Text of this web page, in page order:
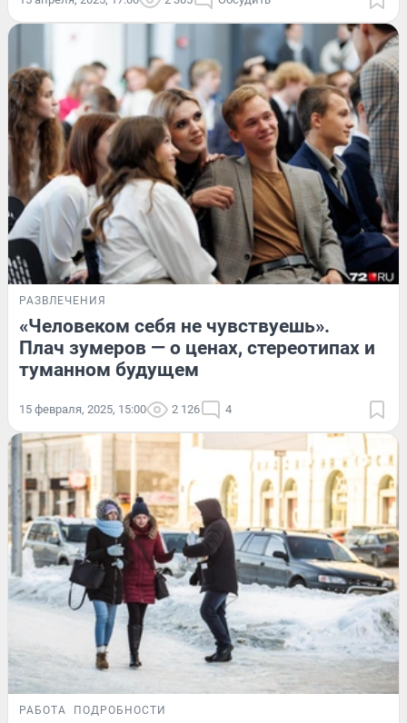
РАЗВЛЕЧЕНИЯ
«Человеком себя не чувствуешь».
Плач зумеров — о ценах, стереотипах и
туманном будущем
15 февраля, 2025, 15:00 2 126 4
РАБОТА ПОДРОБНОСТИ